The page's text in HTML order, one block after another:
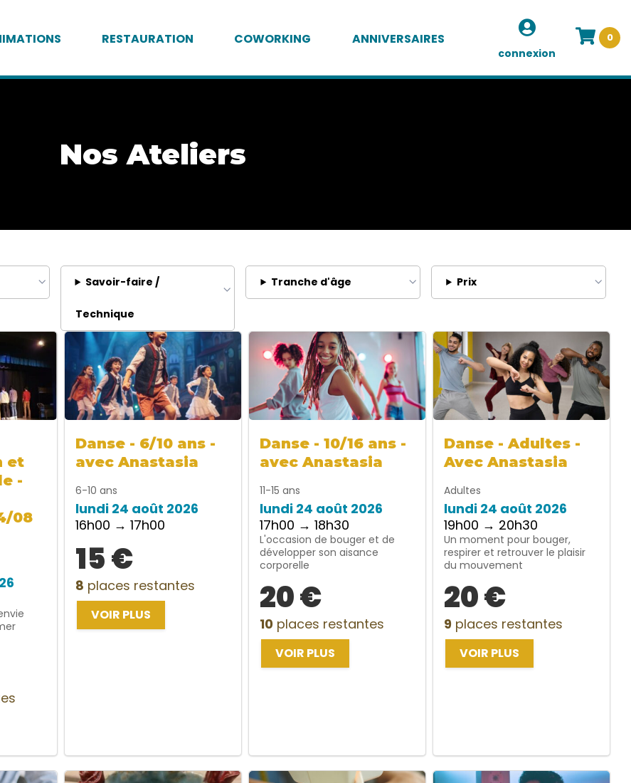
RESTAURATION COWORKING ANNIVERSAIRES
connexion
0
Nos Ateliers
Savoir-faire /
Technique
Tranche d'âge Prix
et
-
08
Danse - 6/10 ans -
avec Anastasia
6-10 ans
lundi 24 août 2026
16h00 → 17h00
15 €
8 places restantes
VOIR PLUS
Danse - 10/16 ans -
avec Anastasia
11-15 ans
lundi 24 août 2026
17h00 → 18h30
L'occasion de bouger et de
développer son aisance
corporelle
20 €
10 places restantes
VOIR PLUS
Danse - Adultes -
Avec Anastasia
Adultes
lundi 24 août 2026
19h00 → 20h30
Un moment pour bouger,
respirer et retrouver le plaisir
du mouvement
20 €
9 places restantes
VOIR PLUS